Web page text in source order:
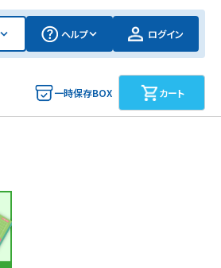
ヘルプ ログイン
一時保存BOX カート